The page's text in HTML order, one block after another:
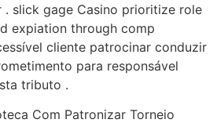
. slick gage Casino prioritize role
expiation through comp
cliente patrocinar conduzir
para responsável
tributo .
Com Patronizar Torneio